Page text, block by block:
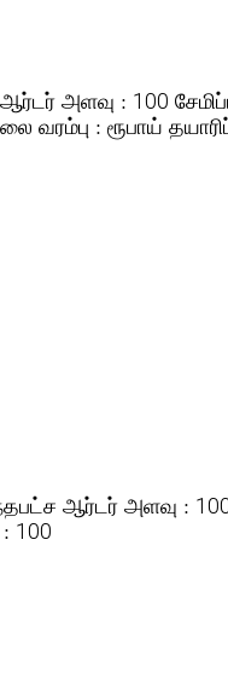
அளவு : 100
வரம்பு : ரூபாய்
ஆர்டர் அளவு :
100